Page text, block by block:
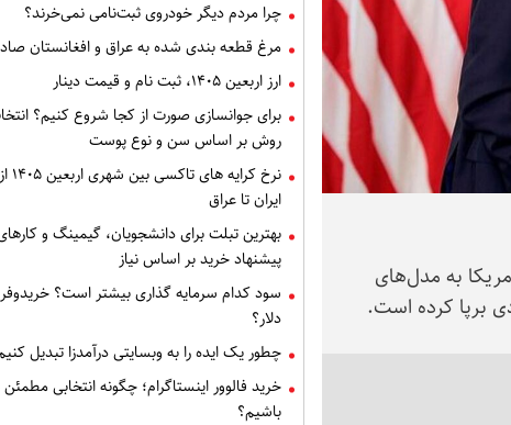
به مدل‌های
برپا کرده است.
چرا مردم دیگر خودروی ثبت‌نامی نمی‌خرند؟
مرغ قطعه‌ بندی شده به عراق و افغانستان
ارز اربعین ۱۴۰۵، ثبت‌ نام و قیمت دینار
برای جوانسازی صورت از کجا شروع کنیم؟
روش بر اساس سن و نوع پوست
نرخ
ایران تا عراق
بهترین تبلت برای دانشجویان، گیمینگ و
پیشنهاد خرید بر اساس نیاز
سود کدام سرمایه گذاری بیشتر است؟
دلار؟
چطور یک ایده را به وبسایتی درآمدزا تبدیل
خرید فالوور اینستاگرام؛ چگونه انتخابی
باشیم؟